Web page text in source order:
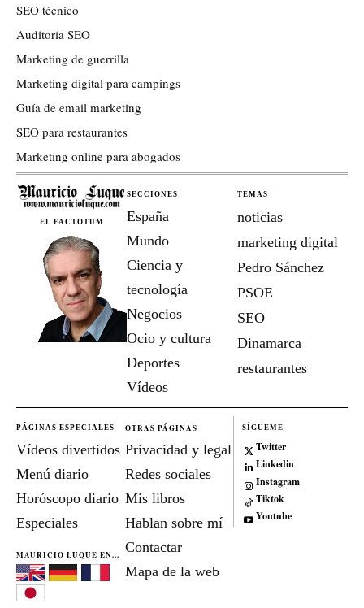
SEO técnico
Auditoría SEO
Marketing de guerrilla
Marketing digital para campings
Guía de email marketing
SEO para restaurantes
Marketing online para abogados
EL FACTOTUM
SECCIONES
España
Mundo
Ciencia y
tecnología
Negocios
Ocio y cultura
Deportes
Vídeos
TEMAS
noticias
marketing digital
Pedro Sánchez
PSOE
SEO
Dinamarca
restaurantes
PÁGINAS ESPECIALES
Vídeos divertidos
Menú diario
Horóscopo diario
Especiales
MAURICIO LUQUE EN...
OTRAS PÁGINAS
Privacidad y legal
Redes sociales
Mis libros
Hablan sobre mí
Contactar
Mapa de la web
SÍGUEME
Twitter
Linkedin
Instagram
Tiktok
Youtube